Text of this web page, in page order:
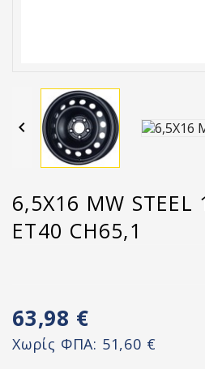

6,5X16 MW
ET40 CH65,1
63,98 €
Χωρίς ΦΠΑ: 51,60 €